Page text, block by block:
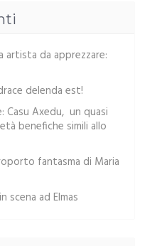
artista da apprezzare:
delenda est!
Casu Axedu, un quasi
benefiche simili allo
fantasma di Maria
scena ad Elmas